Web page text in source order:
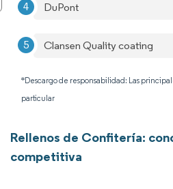
DuPont
Clansen Quality coating
*Descargo de responsabilidad: Las
particular
Rellenos de Confitería:
competitiva